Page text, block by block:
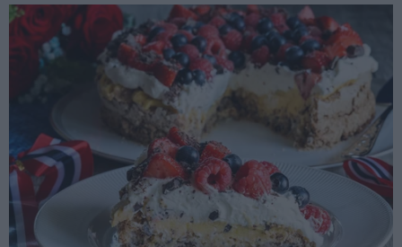
Hopp
hovedinnhold